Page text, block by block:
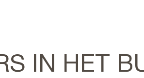
IN HET